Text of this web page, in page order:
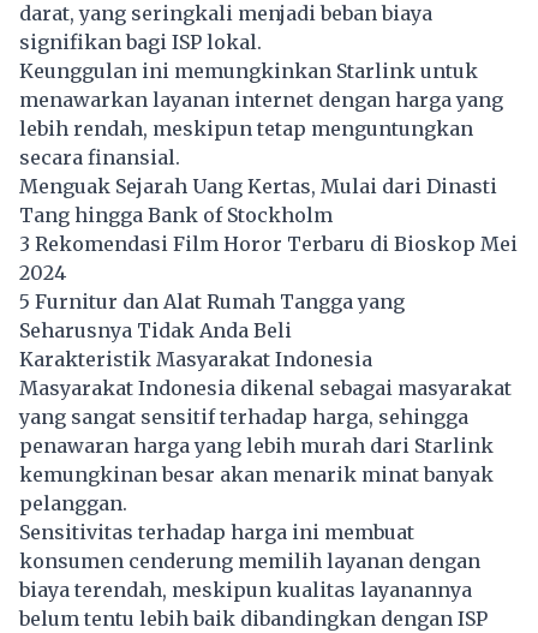
darat, yang seringkali menjadi beban biaya
signifikan bagi ISP lokal.
Keunggulan ini memungkinkan Starlink untuk
menawarkan layanan internet dengan harga yang
lebih rendah, meskipun tetap menguntungkan
secara finansial.
Menguak Sejarah Uang Kertas, Mulai dari Dinasti
Tang hingga Bank of Stockholm
3 Rekomendasi Film Horor Terbaru di Bioskop Mei
2024
5 Furnitur dan Alat Rumah Tangga yang
Seharusnya Tidak Anda Beli
Karakteristik Masyarakat Indonesia
Masyarakat Indonesia dikenal sebagai masyarakat
yang sangat sensitif terhadap harga, sehingga
penawaran harga yang lebih murah dari Starlink
kemungkinan besar akan menarik minat banyak
pelanggan.
Sensitivitas terhadap harga ini membuat
konsumen cenderung memilih layanan dengan
biaya terendah, meskipun kualitas layanannya
belum tentu lebih baik dibandingkan dengan ISP